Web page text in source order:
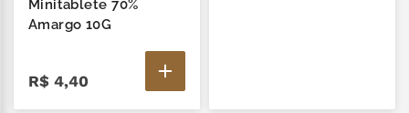
Minitablete 70%
Amargo 10G
R$ 4,40